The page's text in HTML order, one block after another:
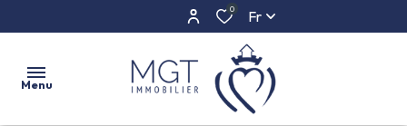
0 Fr
Menu